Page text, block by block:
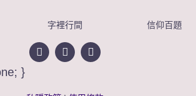
字裡行間 信仰百題
}